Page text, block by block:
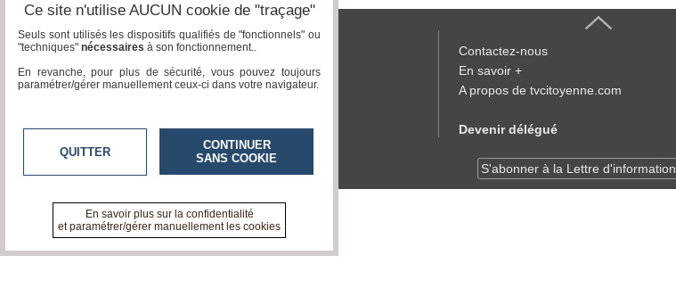
tvcitoyenne.com
Contactez-nous
En savoir +
A propos de tvcitoyenne.com
Devenir délégué
S'abonner à la Lettre d'information
Ce site n'utilise AUCUN cookie de "traçage"
Seuls sont utilisés les dispositifs qualifiés de "fonctionnels" ou
"techniques" nécessaires à son fonctionnement..
En revanche, pour plus de sécurité, vous pouvez toujours
paramétrer/gérer manuellement ceux-ci dans votre navigateur.
QUITTER
CONTINUER
SANS COOKIE
En savoir plus sur la confidentialité
et paramétrer/gérer manuellement les cookies